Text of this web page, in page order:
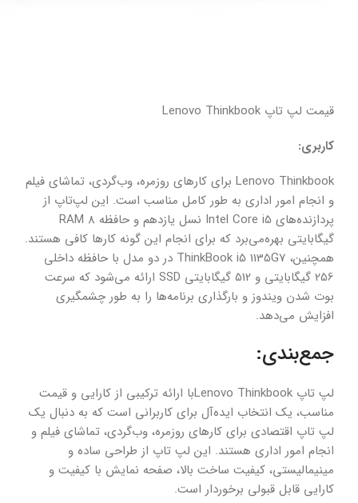
قیمت لپ تاپ Lenovo Thinkbook
کاربری:
Lenovo Thinkbook برای کارهای روزمره، وب‌گردی، تماشای فیلم
و انجام امور اداری به طور کامل مناسب است. این لپ‌تاپ از
پردازنده‌های Intel Core i5 نسل یازدهم و حافظه RAM 8
گیگابایتی بهره‌می‌برد که برای انجام این گونه کارها کافی هستند.
همچنین، ThinkBook i5 1135G7 در دو مدل با حافظه داخلی
256 گیگابایتی و 512 گیگابایتی SSD ارائه می‌شود که سرعت
بوت شدن ویندوز و بارگذاری برنامه‌ها را به طور چشمگیری
افزایش می‌دهد.
جمع‌بندی:
لپ تاپ Lenovo Thinkbookبا ارائه ترکیبی از کارایی و قیمت
مناسب، یک انتخاب ایده‌آل برای کاربرانی است که به دنبال یک
لپ تاپ اقتصادی برای کارهای روزمره، وب‌گردی، تماشای فیلم و
انجام امور اداری هستند. این لپ تاپ از طراحی ساده و
مینیمالیستی، کیفیت ساخت بالا، صفحه نمایش با کیفیت و
کارایی قابل قبولی برخوردار است.